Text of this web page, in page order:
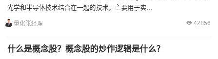
光学和半导体技术结合在一起的技术，主要用于实...
量化张经理 42856
什么是概念股？概念股的炒作逻辑是什么？